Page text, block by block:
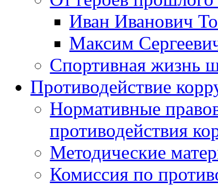
Иван Иванович
Максим
Спортивная жизнь
Противодействие
Нормативные
противодействия
Методические
Комиссия по